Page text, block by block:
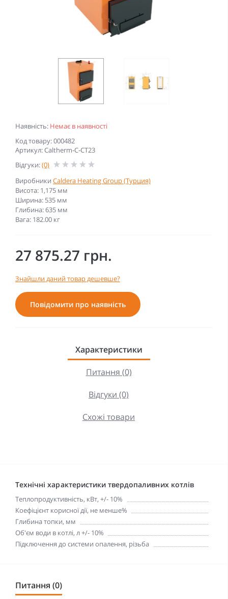
Наявність: Немає в наявності
Код товару: 000482
Артикул: Caltherm-C-СT23
Відгуки:(0)
Виробники Caldera Heating Group (Турция)
Висота: 1,175 мм
Ширина: 535 мм
Глибина: 635 мм
Вага: 182.00 кг
27 875.27 грн.
Знайшли даний товар дешевше?
Повідомити про наявність
Характеристики
Питання (0)
Відгуки (0)
Схожі товари
Технічні характеристики твердопаливних котлів
Теплопродуктивність, кВт, +/- 10%
Коефіцієнт корисної дії, не менше%
Глибина топки, мм
Об'єм води в котлі, л +/- 10%
Підключення до системи опалення, різьба
Питання (0)